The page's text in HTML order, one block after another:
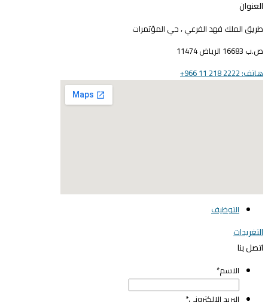
الملك فهد الفرعي ، حي المؤتمرات
الرياض 11474
2222 218 11 966+
elegant media icon
التوظيف
بنا
الاسم*
البريد الإلكتروني*